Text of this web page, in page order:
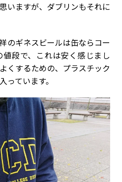
いますが、ダブリンもそれに
のギネスビールは缶ならコー
段で、これは安く感じまし
くするための、プラスチック
っています。